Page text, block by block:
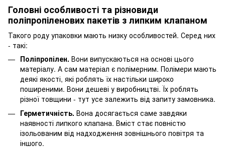
Головні особливості та різновиди
поліпропіленових пакетів з липким клапаном
Такого роду упаковки мають низку особливостей. Серед них
- такі:
Поліпропілен. Вони випускаються на основі цього
матеріалу. А сам матеріал є полімерним. Полімери мають
деякі якості, які роблять їх настільки широко
поширеними. Вони дешеві у виробництві. Їх роблять
різної товщини - тут усе залежить від запиту замовника.
Герметичність. Вона досягається саме завдяки
наявності липкого клапана. Вміст стає повністю
ізольованим від надходження зовнішнього повітря та
іншого.